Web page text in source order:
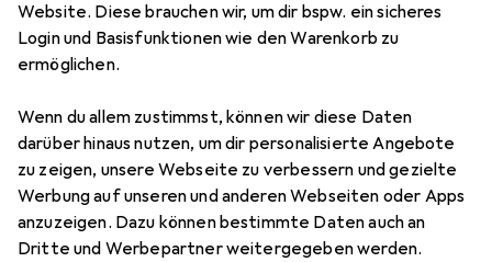
Website. Diese brauchen wir, um dir bspw. ein sicheres
Login und Basisfunktionen wie den Warenkorb zu
ermöglichen.
Wenn du allem zustimmst, können wir diese Daten
darüber hinaus nutzen, um dir personalisierte Angebote
zu zeigen, unsere Webseite zu verbessern und gezielte
Werbung auf unseren und anderen Webseiten oder Apps
anzuzeigen. Dazu können bestimmte Daten auch an
Dritte und Werbepartner weitergegeben werden.
MENGENRABATT
PferdSchlüsselfeile PF H2
Hieb 2, 100 mm
Preis in EUR inkl. MwSt.
EUR
7,82
Bewertungen